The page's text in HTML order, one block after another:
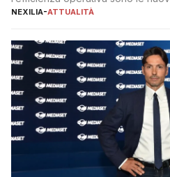
lavoro, d’altra parte, è sempre più
NEXILIA-ATTUALITÀ